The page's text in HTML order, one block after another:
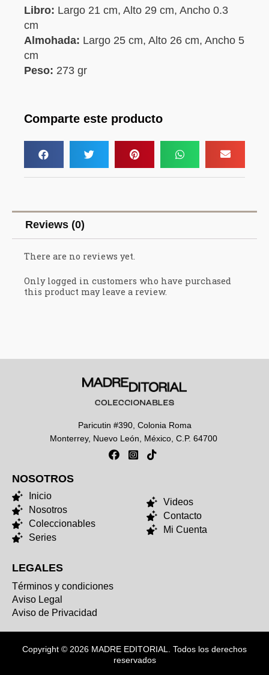
Libro: Largo 21 cm, Alto 29 cm, Ancho 0.3
cm
Almohada: Largo 25 cm, Alto 26 cm, Ancho 5
cm
Peso: 273 gr
Comparte este producto
Reviews (0)
There are no reviews yet.
Only logged in customers who have purchased
this product may leave a review.
Paricutin #390, Colonia Roma
Monterrey, Nuevo León, México, C.P. 64700
NOSOTROS
Inicio
Nosotros
Coleccionables
Series
Videos
Contacto
Mi Cuenta
LEGALES
Términos y condiciones
Aviso Legal
Aviso de Privacidad
Copyright © 2026 MADRE EDITORIAL. Todos los derechos
reservados